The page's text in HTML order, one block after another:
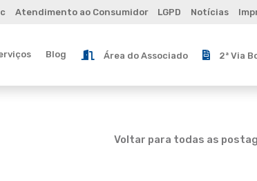
Atendimento ao Consumidor LGPD Notícias
Blog Área do Associado 2ª Via
Voltar para todas as